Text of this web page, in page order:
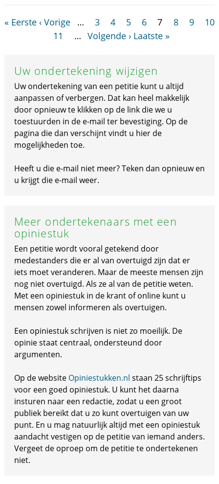
« Eerste ‹ Vorige … 3 4 5 6 7 8 9
10
11
… Volgende › Laatste »
Uw ondertekening wijzigen
Uw ondertekening van een petitie kunt u altijd
aanpassen of verbergen. Dat kan heel makkelijk
door opnieuw te klikken op de link die we u
toestuurden in de e-mail ter bevestiging. Op de
pagina die dan verschijnt vindt u hier de
mogelijkheden toe.
Heeft u die e-mail niet meer? Teken dan opnieuw en
u krijgt die e-mail weer.
Meer ondertekenaars met een
opiniestuk
Een petitie wordt vooral getekend door
medestanders die er al van overtuigd zijn dat er
iets moet veranderen. Maar de meeste mensen zijn
nog niet overtuigd. Als ze al van de petitie weten.
Met een opiniestuk in de krant of online kunt u
mensen zowel informeren als overtuigen.
Een opiniestuk schrijven is niet zo moeilijk. De
opinie staat centraal, ondersteund door
argumenten.
Op de website Opiniestukken.nl staan 25 schrijftips
voor een goed opiniestuk. U kunt het daarna
insturen naar een redactie, zodat u een groot
publiek bereikt dat u zo kunt overtuigen van uw
punt. En u mag natuurlijk altijd met een opiniestuk
aandacht vestigen op de petitie van iemand anders.
Vergeet de oproep om de petitie te ondertekenen
niet.